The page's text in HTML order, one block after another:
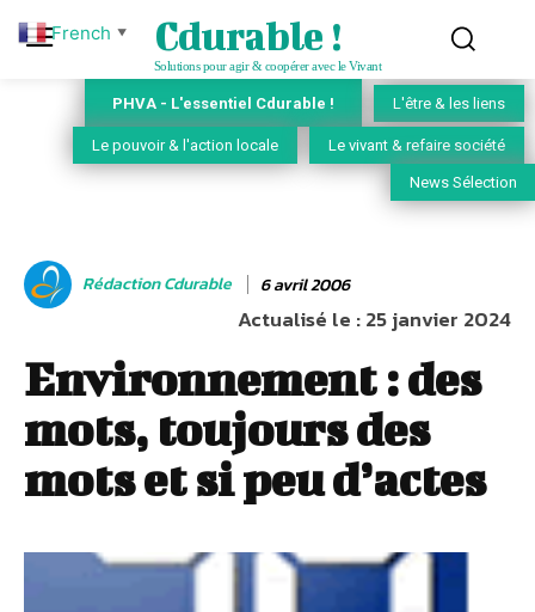
Cdurable !
Solutions pour agir & coopérer avec le Vivant
PHVA - L'essentiel Cdurable ! L'être & les liens
Le pouvoir & l'action locale Le vivant & refaire société
News Sélection
Rédaction Cdurable 6 avril 2006
Actualisé le :25 janvier 2024
Environnement : des
mots, toujours des
mots et si peu d’actes
French ▼